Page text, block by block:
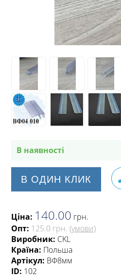
В наявності
В ОДИН КЛИК
Ціна: 140.00 грн.
Опт: 125.0 грн. (умови)
Виробник: CKL
Країна: Польша
Артікул: ВФ8мм
ID: 102